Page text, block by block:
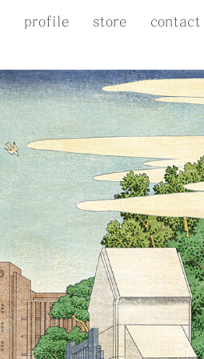
profile store contact